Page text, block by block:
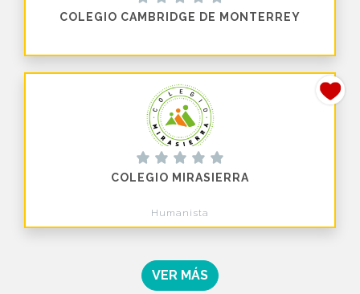
COLEGIO CAMBRIDGE DE MONTERREY
COLEGIO MIRASIERRA
Humanista
VER MÁS